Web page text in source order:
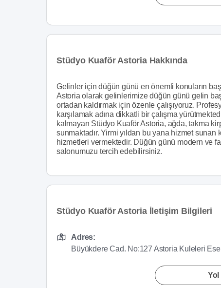
Stüdyo Kuaför Astoria Hakkında
Gelinler için düğün günü en önemli konuların
Astoria olarak gelinlerimize düğün günü gelin
ortadan kaldırmak için özenle çalışıyoruz.
karşılamak adına dikkatli bir çalışma
kalmayan Stüdyo Kuaför Astoria, ağda, takma
sunmaktadır. Yirmi yıldan bu yana hizmet
hizmetleri vermektedir. Düğün günü modern ve
salonumuzu tercih edebilirsiniz.
Stüdyo Kuaför Astoria İletişim Bilgileri
Adres:
Büyükdere Cad. No:127 Astoria Kuleleri
Yol